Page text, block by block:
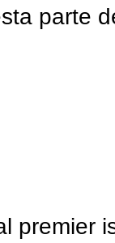
parte
premier